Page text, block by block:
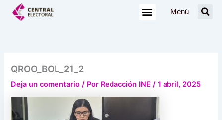
Menú
QROO_BOL_21_2
Deja un comentario / Por Redacción INE/1 abril, 2025